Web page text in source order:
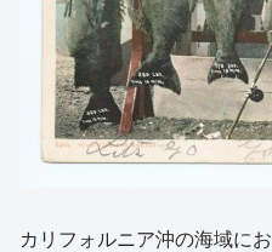
カリフォルニア沖の海域に